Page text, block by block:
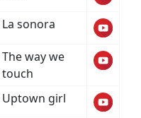
La sonora
The way we
touch
Uptown girl